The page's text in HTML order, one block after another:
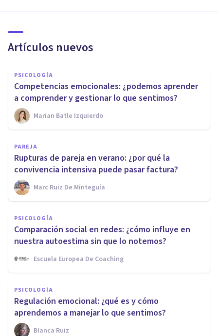
Artículos nuevos
PSICOLOGÍA
Competencias emocionales: ¿podemos aprender
a comprender y gestionar lo que sentimos?
Marian Batle Izquierdo
PAREJA
Rupturas de pareja en verano: ¿por qué la
convivencia intensiva puede pasar factura?
Marc Ruiz De Minteguía
PSICOLOGÍA
Comparación social en redes: ¿cómo influye en
nuestra autoestima sin que lo notemos?
Escuela Europea De Coaching
PSICOLOGÍA
Regulación emocional: ¿qué es y cómo
aprendemos a manejar lo que sentimos?
Blanca Ruiz